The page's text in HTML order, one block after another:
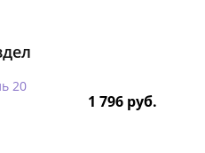
20
1 796 руб.